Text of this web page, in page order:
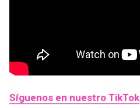
Síguenos en nuestro TikTok